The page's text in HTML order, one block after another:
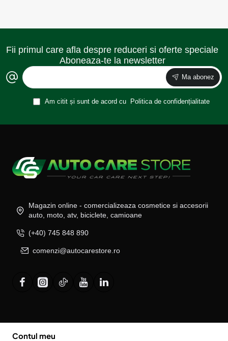
Fii primul care afla despre reduceri si oferte speciale
Aboneaza-te la newsletter
Ma abonez
Am citit și sunt de acord cu Politica de confidențialitate
Magazin online - comercializeaza cosmetice si accesorii
auto, moto, atv, biciclete, camioane
(+40) 745 848 890
comenzi@autocarestore.ro
Contul meu